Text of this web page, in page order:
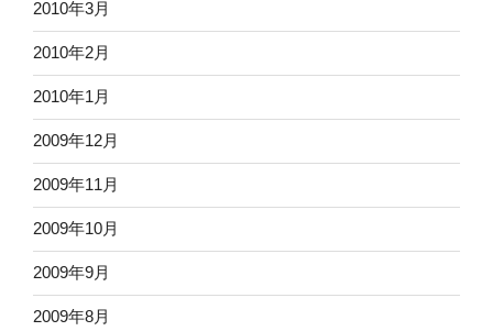
2010年3月
2010年2月
2010年1月
2009年12月
2009年11月
2009年10月
2009年9月
2009年8月